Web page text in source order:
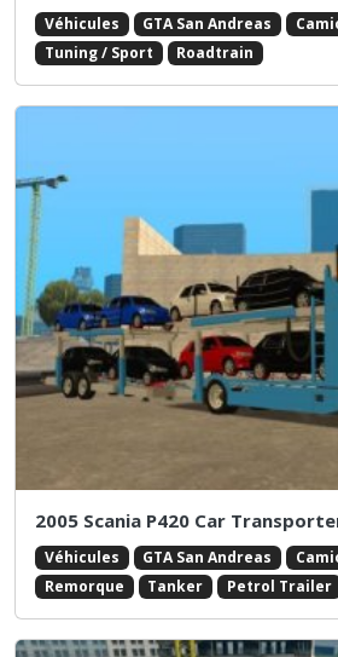
Véhicules GTA San Andreas
Tuning / Sport
Roadtrain
2005 Scania P420 Car
Véhicules GTA San Andreas
Remorque
Tanker Petrol Trailer